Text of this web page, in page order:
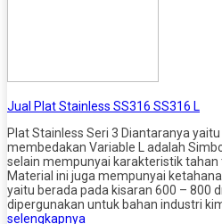
Jual Plat Stainless SS316 SS316 L
Plat Stainless Seri 3 Diantaranya
membedakan Variable L adalah
selain mempunyai karakteristik
Material ini juga mempunyai
yaitu berada pada kisaran 600 – 800
dipergunakan untuk bahan industri
selengkapnya